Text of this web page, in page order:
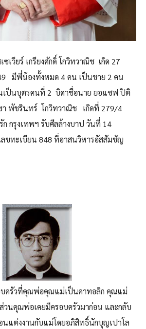
เวียร์ เกรียงศักดิ์ โกวิทวาณิช เกิด 27
มีพี่น้องทั้งหมด 4 คน เป็นชาย 2 คน
ป็นบุตรคนที่ 2 บิดาชื่อนาย ยอแซฟ ปิติ
า พัชรินทร์ โกวิทวาณิช เกิดที่ 279/4
กรุงเทพฯ รับศีลล้างบาป วันที่ 14
ลขทะเบียน 848 ที่อาสนวิหารอัสสัมชัญ
รัวที่คุณพ่อคุณแม่เป็นคาทอลิก คุณแม่
วนคุณพ่อเคยมีครอบครัวมาก่อน และกลับ
นแต่งงานกับแม่โดยอภิสิทธิ์นักบุญเปาโล